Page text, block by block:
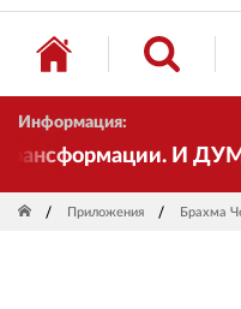
Информация:
И ДУМА
Приложения Брахма